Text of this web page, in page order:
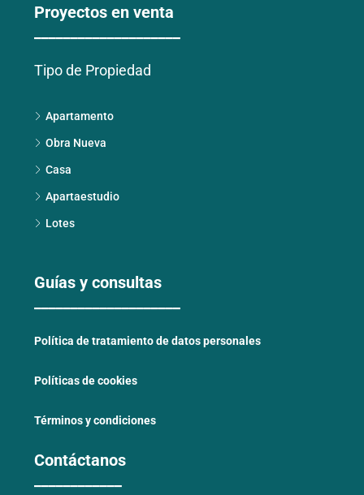
Proyectos en venta
Tipo de Propiedad
Apartamento
Obra Nueva
Casa
Apartaestudio
Lotes
Guías y consultas
Política de tratamiento de datos personales
Políticas de cookies
Términos y condiciones
Contáctanos